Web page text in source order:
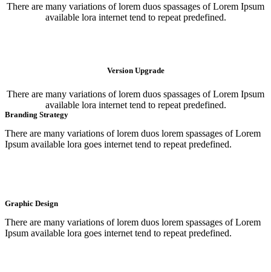
There are many variations of lorem duos spassages of Lorem Ipsum
available lora internet tend to repeat predefined.
Version Upgrade
There are many variations of lorem duos spassages of Lorem Ipsum
available lora internet tend to repeat predefined.
Branding Strategy
There are many variations of lorem duos lorem spassages of Lorem
Ipsum available lora goes internet tend to repeat predefined.
Graphic Design
There are many variations of lorem duos lorem spassages of Lorem
Ipsum available lora goes internet tend to repeat predefined.